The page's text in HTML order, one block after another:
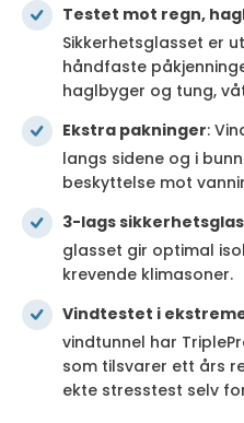
Testet mot regn,
Sikkerhetsglasset er
håndfaste
haglbyger og tung,
Ekstra pakninger:
langs sidene og i
beskyttelse mot
3-lags
glasset gir optimal
krevende klimasoner.
Vindtestet i
vindtunnel har
som tilsvarer ett års
ekte stresstest selv